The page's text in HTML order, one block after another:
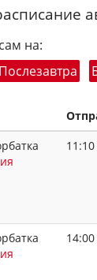
на:
Послезавтра
11:10
14:00